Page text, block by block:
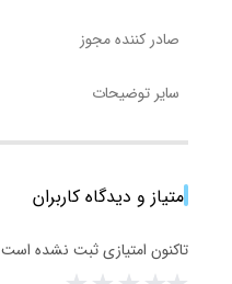
صادر کننده مجوز
سایر توضیحات
امتیاز و دیدگاه کاربران
تاکنون امتیازی ثبت نشده است